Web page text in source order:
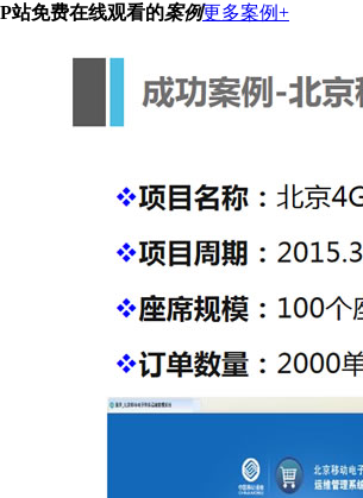
P站免费在线观看的案例更多案例+